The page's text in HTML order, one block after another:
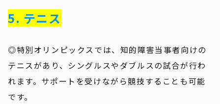
5. テニス
◎特別オリンピックスでは、知的障害当事者向けの
テニスがあり、シングルスやダブルスの試合が行わ
れます。サポートを受けながら競技することも可能
です。